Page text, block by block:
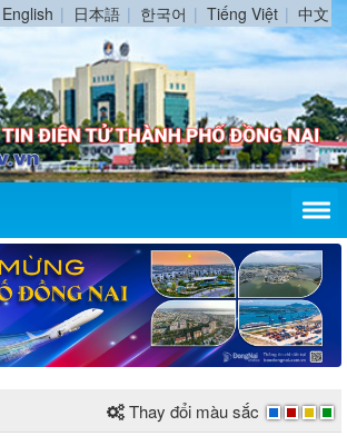
English 日本語 한국어 Tiếng Việt 中文
Thay đổi màu sắc